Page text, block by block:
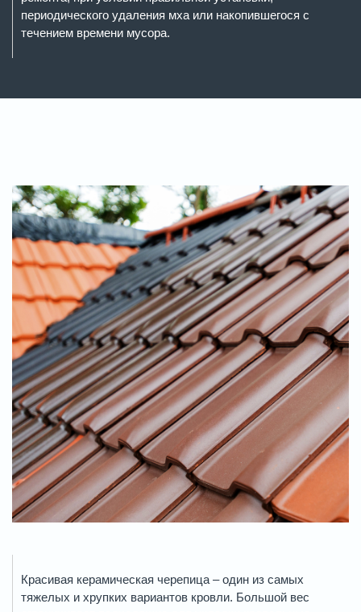
периодического удаления мха или накопившегося с
течением времени мусора.
Красивая керамическая черепица – один из самых
тяжелых и хрупких вариантов кровли. Большой вес